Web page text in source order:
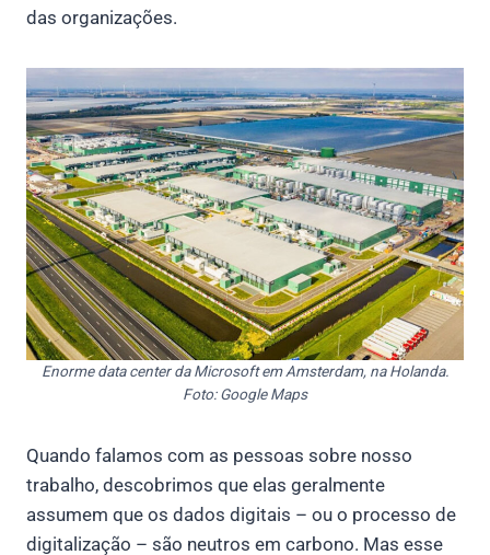
das organizações.
Enorme data center da Microsoft em Amsterdam, na Holanda.
Foto: Google Maps
Quando falamos com as pessoas sobre nosso
trabalho, descobrimos que elas geralmente
assumem que os dados digitais – ou o processo de
digitalização – são neutros em carbono. Mas esse